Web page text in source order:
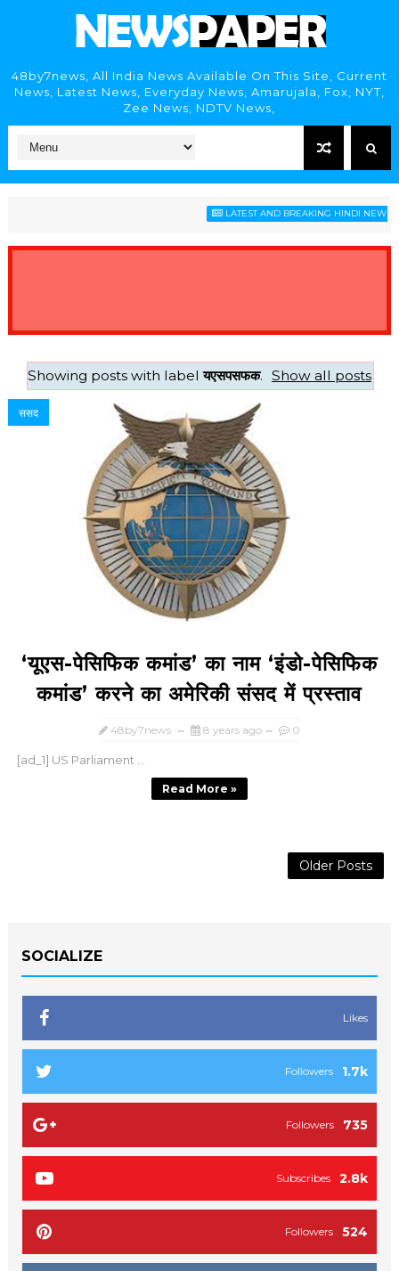
48by7news, All India News Available On This Site, Current
News, Latest News, Everyday News, Amarujala, Fox, NYT,
Zee News, NDTV News,
LATEST AND BREAKING HINDI NEWS
Showing posts with labelयएसपसफक. Show all posts
ससद
‘यूएस-पेसिफिक कमांड’ का नाम ‘इंडो-पेसिफिक
कमांड’ करने का अमेरिकी संसद में प्रस्ताव
48by7news 8 years ago 0
[ad_1] US Parliament ...
Read More »
Older Posts
SOCIALIZE
Likes
1.7k
Followers
735
Followers
2.8k
Subscribes
524
Followers